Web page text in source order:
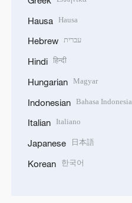
Hausa Hausa
Hebrew עברית
Hindi हिन्दी
Hungarian Magyar
Indonesian Bahasa Indonesia
Italian Italiano
Japanese 日本語
Korean 한국어